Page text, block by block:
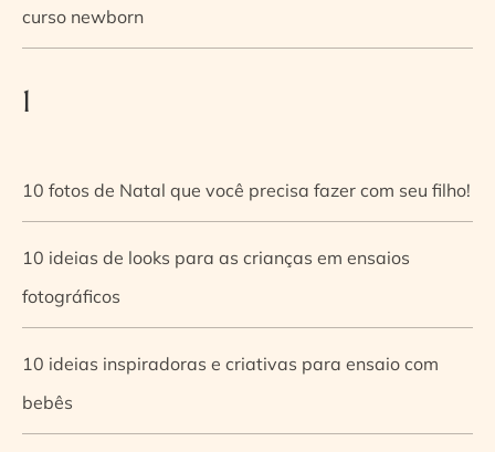
curso newborn
1
10 fotos de Natal que você precisa fazer com seu filho!
10 ideias de looks para as crianças em ensaios
fotográficos
10 ideias inspiradoras e criativas para ensaio com
bebês